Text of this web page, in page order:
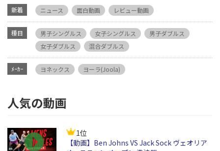
新着 ニュース 面白動画 レビュー動画
種目 男子シングルス 女子シングルス
男子ダブルス
女子ダブルス
混合ダブルス
ﾒｰｶｰ ヨネックス ヨーラ(Joola)
人気の動画
1位
【動画】Ben Johns VS Jack Sock ヴェオリア